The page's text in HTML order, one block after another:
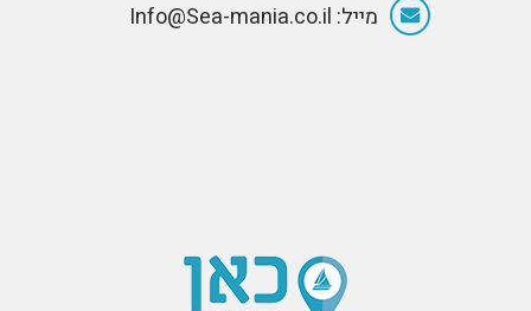
מייל: Info@Sea-mania.co.il